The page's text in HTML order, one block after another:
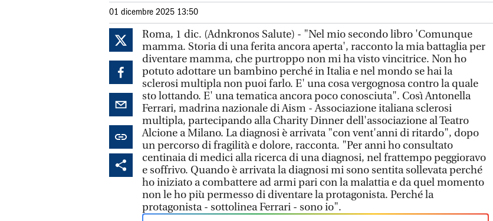
01 dicembre 2025 13:50
Roma, 1 dic. (Adnkronos Salute) - "Nel mio secondo libro 'Comunque
mamma. Storia di una ferita ancora aperta', racconto la mia battaglia per
diventare mamma, che purtroppo non mi ha visto vincitrice. Non ho
potuto adottare un bambino perché in Italia e nel mondo se hai la
sclerosi multipla non puoi farlo. E' una cosa vergognosa contro la quale
sto lottando. E' una tematica ancora poco conosciuta". Così Antonella
Ferrari, madrina nazionale di Aism - Associazione italiana sclerosi
multipla, partecipando alla Charity Dinner dell'associazione al Teatro
Alcione a Milano. La diagnosi è arrivata "con vent'anni di ritardo", dopo
un percorso di fragilità e dolore, racconta. "Per anni ho consultato
centinaia di medici alla ricerca di una diagnosi, nel frattempo peggioravo
e soffrivo. Quando è arrivata la diagnosi mi sono sentita sollevata perché
ho iniziato a combattere ad armi pari con la malattia e da quel momento
non le ho più permesso di diventare la protagonista. Perché la
protagonista - sottolinea Ferrari - sono io".